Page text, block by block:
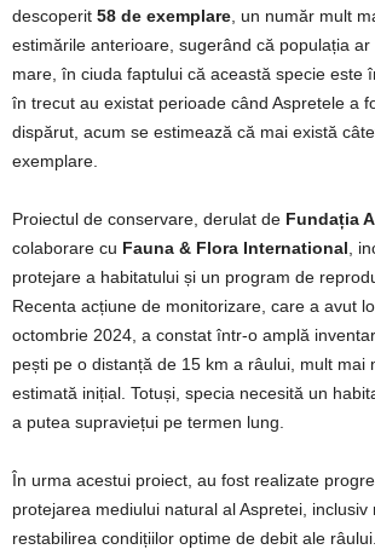
descoperit 58 de exemplare , un număr mult
estimările anterioare, sugerând că populația
mare, în ciuda faptului că această specie este
în trecut au existat perioade când Aspretele a
dispărut, acum se estimează că mai există
exemplare.
Proiectul de conservare, derulat de Fundația
colaborare cu Fauna & Flora International ,
protejare a habitatului și un program de
Recenta acțiune de monitorizare, care a avut
octombrie 2024, a constat într-o amplă
pești pe o distanță de 15 km a râului, mult mai
estimată inițial. Totuși, specia necesită un
a putea supraviețui pe termen lung.
În urma acestui proiect, au fost realizate
protejarea mediului natural al Aspretei,
restabilirea condițiilor optime de debit ale